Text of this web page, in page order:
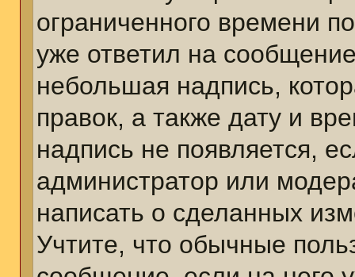
ограниченного времени
уже ответил на
небольшая надпись,
правок, а также дату и
надпись не появляется,
администратор или
написать о сделанных
Учтите, что обычные